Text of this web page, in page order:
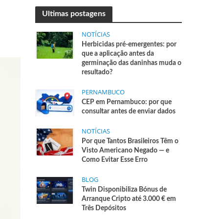
Ultimas postagens
NOTÍCIAS
Herbicidas pré-emergentes: por
que a aplicação antes da
germinação das daninhas muda o
resultado?
PERNAMBUCO
CEP em Pernambuco: por que
consultar antes de enviar dados
NOTÍCIAS
Por que Tantos Brasileiros Têm o
Visto Americano Negado — e
Como Evitar Esse Erro
BLOG
Twin Disponibiliza Bónus de
Arranque Cripto até 3.000 € em
Três Depósitos